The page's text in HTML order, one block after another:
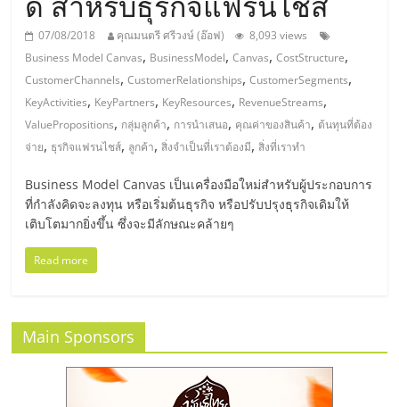
ส
เอ็
มอี
ไทย,
SMEs,
แฟ
รน
ไชส์,
07/08/2018 คุณมนตรี ศรีวงษ์ (อ๊อฟ)
8,093 views
Business Model Canvas, BusinessModel,Canvas,CostStructure,
CustomerChannels,CustomerRelationships,CustomerSegments,
KeyActivities, KeyPartners, KeyResources, RevenueStreams,
ValuePropositions, กลุ่มลูกค้า, การนำเสนอ, คุณค่าของสินค้า, ต้นทุนที่ต้อง
จ่าย, ธุรกิจแฟรนไชส์, ลูกค้า,สิ่งจำเป็นที่เราต้องมี,สิ่งที่เราทำ
Business Model Canvas เป็นเครื่องมือใหม่สำหรับผู้ประกอบการ
ที่กำลังคิดจะลงทุน หรือเริ่มต้นธุรกิจ หรือปรับปรุงธุรกิจเดิมให้
เติบโตมากยิ่งขึ้น ซึ่งจะมีลักษณะคล้ายๆ
Read more
Main Sponsors